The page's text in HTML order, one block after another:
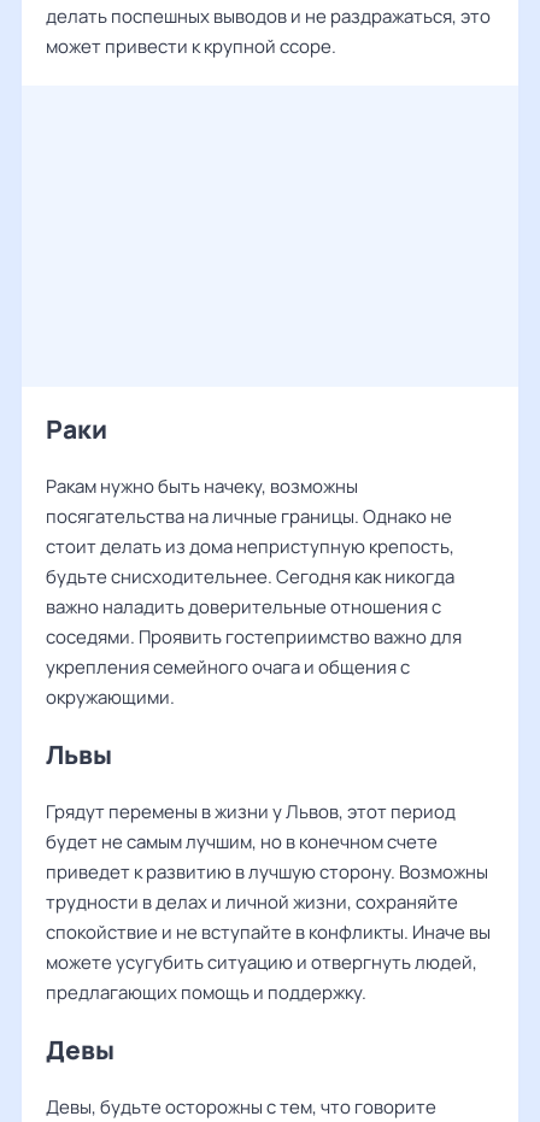
делать поспешных выводов и не раздражаться, это
может привести к крупной ссоре.
Раки
Ракам нужно быть начеку, возможны
посягательства на личные границы. Однако не
стоит делать из дома неприступную крепость,
будьте снисходительнее. Сегодня как никогда
важно наладить доверительные отношения с
соседями. Проявить гостеприимство важно для
укрепления семейного очага и общения с
окружающими.
Львы
Грядут перемены в жизни у Львов, этот период
будет не самым лучшим, но в конечном счете
приведет к развитию в лучшую сторону. Возможны
трудности в делах и личной жизни, сохраняйте
спокойствие и не вступайте в конфликты. Иначе вы
можете усугубить ситуацию и отвергнуть людей,
предлагающих помощь и поддержку.
Девы
Девы, будьте осторожны с тем, что говорите